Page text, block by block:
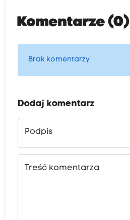
Komentarze (0)
Brak komentarzy
Dodaj komentarz
Podpis
Treść komentarza